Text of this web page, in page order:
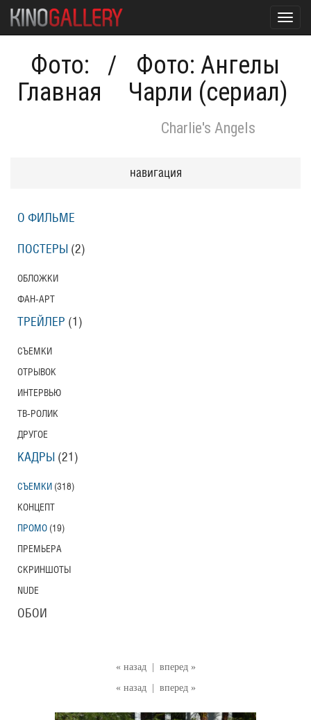
Фото:
Главная
/
Фото: Ангелы
Чарли (сериал)
Charlie's Angels
« назад
вперед »
« назад
вперед »
навигация
О ФИЛЬМЕ
ПОСТЕРЫ (2)
ОБЛОЖКИ
ФАН-АРТ
ТРЕЙЛЕР (1)
СЪЕМКИ
ОТРЫВОК
ИНТЕРВЬЮ
ТВ-РОЛИК
ДРУГОЕ
КАДРЫ (21)
СЪЕМКИ (318)
КОНЦЕПТ
ПРОМО (19)
ПРЕМЬЕРА
СКРИНШОТЫ
NUDE
ОБОИ